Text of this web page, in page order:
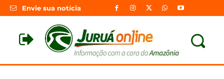
Envie sua notícia